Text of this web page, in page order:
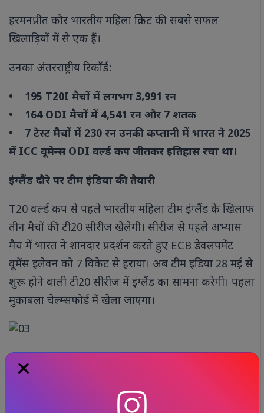
हरमनप्रीत कौर भारतीय महिला क्रिकेट की सबसे सफल
खिलाड़ियों में से एक हैं।
उनका अंतरराष्ट्रीय रिकॉर्ड:
• 195 T20I मैचों में लगभग 3,991 रन
• 164 ODI मैचों में 4,541 रन और 7 शतक
• 7 टेस्ट मैचों में 230 रन उनकी कप्तानी में भारत ने 2025
में ICC वूमेन्स ODI वर्ल्ड कप जीतकर इतिहास रचा था।
इंग्लैंड दौरे पर टीम इंडिया की तैयारी
T20 वर्ल्ड कप से पहले भारतीय महिला टीम इंग्लैंड के खिलाफ
तीन मैचों की टी20 सीरीज खेलेगी। सीरीज से पहले अभ्यास
मैच में भारत ने शानदार प्रदर्शन करते हुए ECB डेवलपमेंट
वूमेंस इलेवन को 7 विकेट से हराया। अब टीम इंडिया 28 मई से
शुरू होने वाली टी20 सीरीज में इंग्लैंड का सामना करेगी। पहला
मुकाबला चेल्म्सफोर्ड में खेला जाएगा।
सम्मान और जीत का डबल जश्न
हरमनप्रीत कौर को मिला पद्म श्री सम्मान भारतीय महिला क्रिकेट